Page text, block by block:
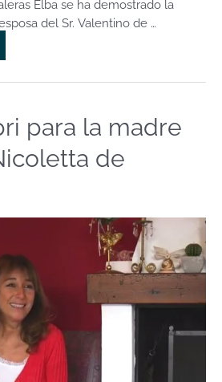
Elba se ha demostrado la
del Sr. Valentino de …
para la madre
de